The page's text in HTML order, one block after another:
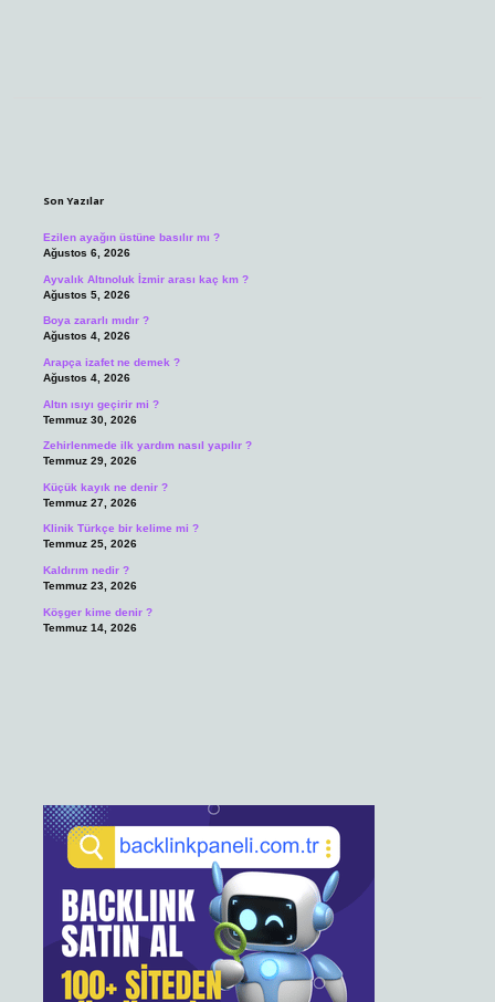
Son Yazılar
Ezilen ayağın üstüne basılır mı ?
Ağustos 6, 2026
Ayvalık Altınoluk İzmir arası kaç km ?
Ağustos 5, 2026
Boya zararlı mıdır ?
Ağustos 4, 2026
Arapça izafet ne demek ?
Ağustos 4, 2026
Altın ısıyı geçirir mi ?
Temmuz 30, 2026
Zehirlenmede ilk yardım nasıl yapılır ?
Temmuz 29, 2026
Küçük kayık ne denir ?
Temmuz 27, 2026
Klinik Türkçe bir kelime mi ?
Temmuz 25, 2026
Kaldırım nedir ?
Temmuz 23, 2026
Köşger kime denir ?
Temmuz 14, 2026